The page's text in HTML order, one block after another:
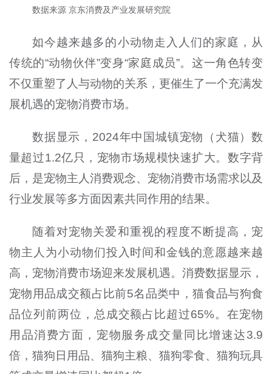
数据来源 京东消费及产业发展研究院
如今越来越多的小动物走入人们的家庭，从
传统的“动物伙伴”变身“家庭成员”。这一角色转变
不仅重塑了人与动物的关系，更催生了一个充满发
展机遇的宠物消费市场。
数据显示，2024年中国城镇宠物（犬猫）数
量超过1.2亿只，宠物市场规模快速扩大。数字背
后，是宠物主人消费观念、宠物消费市场需求以及
行业发展等多方面因素共同作用的结果。
随着对宠物关爱和重视的程度不断提高，宠
物主人为小动物们投入时间和金钱的意愿越来越
高，宠物消费市场迎来发展机遇。消费数据显示，
宠物用品成交额占比前5名品类中，猫食品与狗食
品位列前两位，总成交额占比超过65%。在宠物
用品消费方面，宠物服务成交量同比增速达3.9
倍，猫狗日用品、猫狗主粮、猫狗零食、猫狗玩具